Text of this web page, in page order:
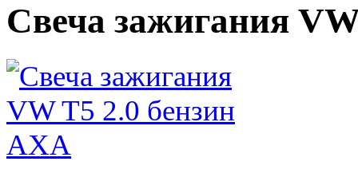
Свеча зажигания